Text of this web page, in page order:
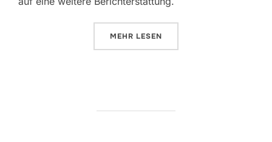
MEHR ÜBER „FUTSCHIKATO ODER
LESEN